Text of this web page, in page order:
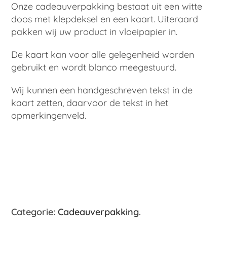
Onze cadeauverpakking bestaat uit een witte
doos met klepdeksel en een kaart. Uiteraard
pakken wij uw product in vloeipapier in.
De kaart kan voor alle gelegenheid worden
gebruikt en wordt blanco meegestuurd.
Wij kunnen een handgeschreven tekst in de
kaart zetten, daarvoor de tekst in het
opmerkingenveld.
Categorie:Cadeauverpakking.